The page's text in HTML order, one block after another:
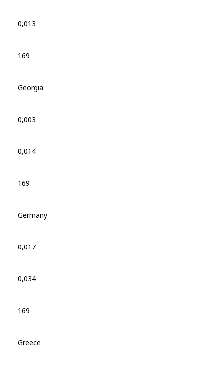
0,013
169
Georgia
0,003
0,014
169
Germany
0,017
0,034
169
Greece